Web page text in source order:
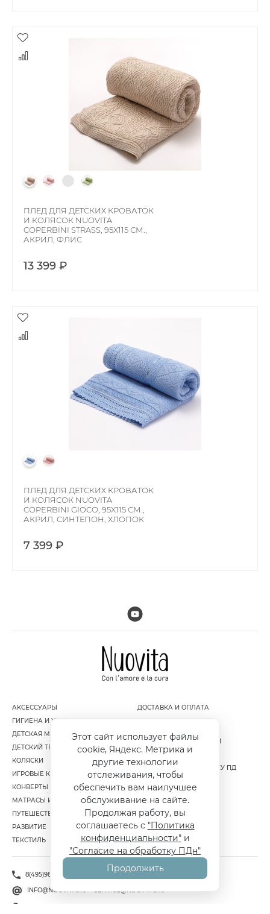
ПЛЕД ДЛЯ ДЕТСКИХ КРОВАТОК
И КОЛЯСОК NUOVITA
COPERBINI STRASS, 95X115 СМ.,
АКРИЛ, ФЛИС
13 399 ₽
ПЛЕД ДЛЯ ДЕТСКИХ КРОВАТОК
И КОЛЯСОК NUOVITA
COPERBINI GIOCO, 95X115 СМ.,
АКРИЛ, СИНТЕПОН, ХЛОПОК
7 399 ₽
АКСЕССУАРЫ
ГИГИЕНА И УХОД ЗА РЕБЕНКОМ
ДЕТСКАЯ МЕБЕЛЬ
ДЕТСКИЙ ТРАНСПОРТ
КОЛЯСКИ
ИГРОВЫЕ КОМПЛЕКСЫ
КОНВЕРТЫ И МУФТЫ
МАТРАСЫ И НАМАТРАСНИКИ
ПУТЕШЕСТВИЕ
РАЗВИТИЕ
ТЕКСТИЛЬ
ДОСТАВКА И ОПЛАТА
ПОЛИТИКА
КОНФИДЕНЦИАЛЬНОСТИ
ПУБЛИЧНАЯ ОФЕРТА
СОГЛАСИЕ НА ОБРАБОТКУ ПД
8(495)981-86-36
INFO@NUOVITA.RU SERVICE@NUOVITA.RU
Этот сайт использует файлы
cookie, Яндекс. Метрика и
другие технологии
отслеживания, чтобы
обеспечить вам наилучшее
обслуживание на сайте.
Продолжая работу, вы
соглашаетесь с "Политика
конфиденциальности"и
"Согласие на обработку ПДн"
Продолжить